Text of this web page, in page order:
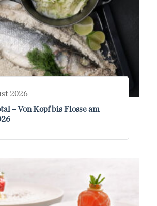
2026
– Von Kopf bis Flosse am